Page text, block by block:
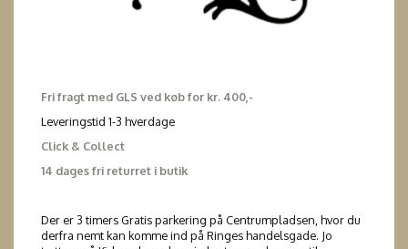
Fri fragt med GLS ved køb for kr. 400,-
Leveringstid 1-3 hverdage
Click & Collect
14 dages fri returret i butik
Der er 3 timers Gratis parkering på Centrumpladsen, hvor du
derfra nemt kan komme ind på Ringes handelsgade. Jo